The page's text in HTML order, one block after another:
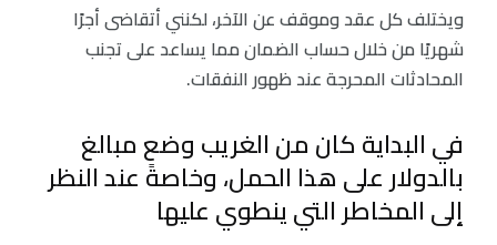
ويختلف كل عقد وموقف عن الآخر، لكنني أتقاضى أجرًا
شهريًا من خلال حساب الضمان مما يساعد على تجنب
المحادثات المحرجة عند ظهور النفقات.
في البداية كان من الغريب وضع مبالغ
بالدولار على هذا الحمل، وخاصةً عند النظر
إلى المخاطر التي ينطوي عليها